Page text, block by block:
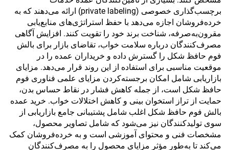
برچسب‌گذاری خصوصی (private labeling) ارائه می‌دهند که به
خرده‌فروشان اجازه می‌دهد با حفظ استراتژی‌های منابع‌یابی
مقرون‌به‌صرفه، شناخت برند خود را تقویت کنند. افزایش آگاهی
مصرف‌کنندگان درباره سلامت خواب، تقاضای بازار برای بالش
فوم حافظ شکل را گسترش داده و خریداران عمده را در
موقعیت مناسبی برای استفاده از این روند قرار می‌دهد. مزایای
بازاریابی شامل امکان برجسته‌کردن مزایای علمی فناوری فوم
حافظ شکل است، از جمله کاهش فشار در نقاط حساس بدن،
حمایت از تراز استخوان بینی و کاهش اختلالات خواب. خرید عمده
بالش فوم حافظ شکل اغلب شامل پشتیبانی جامع بازاریابی از
سوی تولیدکنندگان نیز می‌شود که شامل تصاویر محصول،
مشخصات فنی و محتوای آموزشی است و به خرده‌فروشان کمک
می‌کند تا به‌طور مؤثر مزایای محصول را به مصرف‌کنندگان